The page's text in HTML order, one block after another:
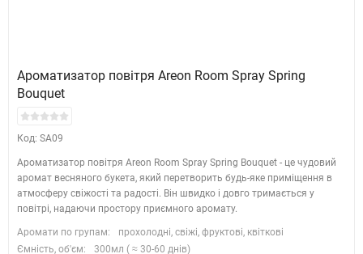
Ароматизатор повітря Areon Room Spray Spring
Bouquet
Код: SA09
Ароматизатор повітря Areon Room Spray Spring Bouquet - це чудовий
аромат весняного букета, який перетворить будь-яке приміщення в
атмосферу свіжості та радості. Він швидко і довго тримається у
повітрі, надаючи простору приємного аромату.
Аромати по групам:
прохолодні, свіжі, фруктові, квіткові
Ємність, об'єм:
300мл ( ≈ 30-60 днів)